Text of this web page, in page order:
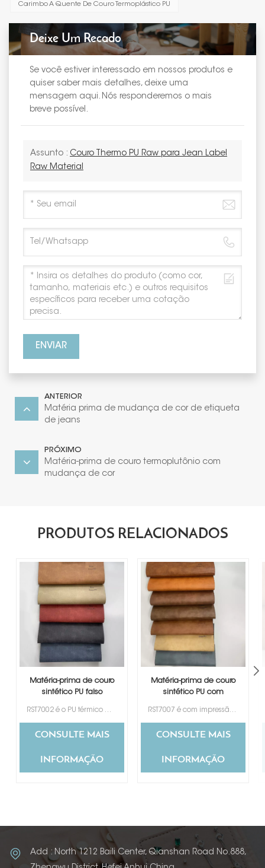
Carimbo A Quente De Couro Termoplástico PU
Deixe Um Recado
Se você estiver interessado em nossos produtos e
quiser saber mais detalhes, deixe uma
mensagem aqui. Nós responderemos o mais
breve possível.
Assunto : Couro Thermo PU Raw para Jean Label
Raw Material
ENVIAR
ANTERIOR
Matéria prima de mudança de cor de etiqueta
de jeans
PRÓXIMO
Matéria-prima de couro termoplutônio com
mudança de cor
PRODUTOS RELACIONADOS
Matéria-prima de couro
sintético PU falso
RST7002 é o PU térmico mais popular e mais vendido para etiqueta de jeans, disponível em uma variedade de cores para sua seleção. Seu design de textura especial é preferido por muitos clientes de diferentes países.
CONSULTE MAIS
INFORMAÇÃO
Matéria-prima de couro
sintético PU com
RST7007 é com impressão de design em nuvem, 7 cores para sua escolha.
CONSULTE MAIS
INFORMAÇÃO
Add : North 1212 Baili Center, Qianshan Road No.888,